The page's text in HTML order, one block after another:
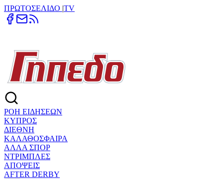
ΠΡΩΤΟΣΕΛΙΔΟ |TV
ΡΟΗ ΕΙΔΗΣΕΩΝ
ΚΥΠΡΟΣ
ΔΙΕΘΝΗ
ΚΑΛΑΘΟΣΦΑΙΡΑ
ΑΛΛΑ ΣΠΟΡ
ΝΤΡΙΜΠΛΕΣ
ΑΠΟΨΕΙΣ
AFTER DERBY